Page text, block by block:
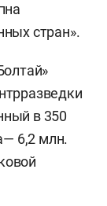
стран».
в 350
6,2 млн.